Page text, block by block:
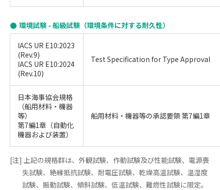
環境試験 - 船級試験（環境条件に対する耐久性）
IACS UR E10:2023
(Rev.9)
IACS UR E10:2024
(Rev.10)
Test Specification for Type Approval
日本海事協会規格
（船用材料・機器
等）
第7編1章（自動化
機器および装置）
船用材料・機器等の承認要領 第7編1章
[注] 上記の規格群は、外観試験、作動試験及び性能試験、電源喪
失試験、絶縁抵抗試験、耐電圧試験、乾燥高温試験、温湿度
試験、振動試験、傾斜試験、低温試験、難燃性試験に限定。